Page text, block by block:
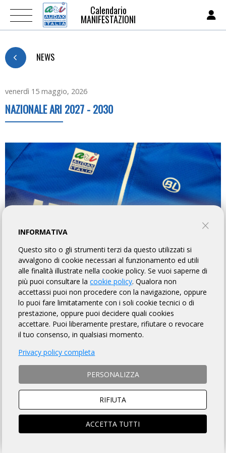
Calendario
MANIFESTAZIONI
NEWS
venerdì 15 maggio, 2026
NAZIONALE ARI 2027 - 2030
Per il prossimo ciclo dellaNazionale ARI, che andrà dal
2030, i parametri per accedervi rimangono i medesimi del
quadriennio che si è ormai concluso:
1) Essere soci ARI
2) Ottenere l'omologazione in 4 brevetti, ciascuno di diversa
lunghezza, scelti tra i brevetti ACP o BRI/ARI di 200 km - 300 km
- 400 km - 600 km o 1000 km presenti nel calendario ARI
alternativaal punto2)si può optare perunadi queste
- Ottenere l'omologazione in un brevetto LRM o BRI/ARI uguale
INFORMATIVA
Questo sito o gli strumenti terzi da questo utilizzati si
avvalgono di cookie necessari al funzionamento ed utili
alle finalità illustrate nella cookie policy. Se vuoi saperne di
più puoi consultare lacookie policy. Qualora non
accettassi puoi non procedere con la navigazione, oppure
lo puoi fare limitatamente con i soli cookie tecnici o di
prestazione, oppure puoi decidere quali cookies
accettare. Puoi liberamente prestare, rifiutare o revocare
il tuo consenso, in qualsiasi momento.
Privacy policy completa
PERSONALIZZA
RIFIUTA
ACCETTA TUTTI